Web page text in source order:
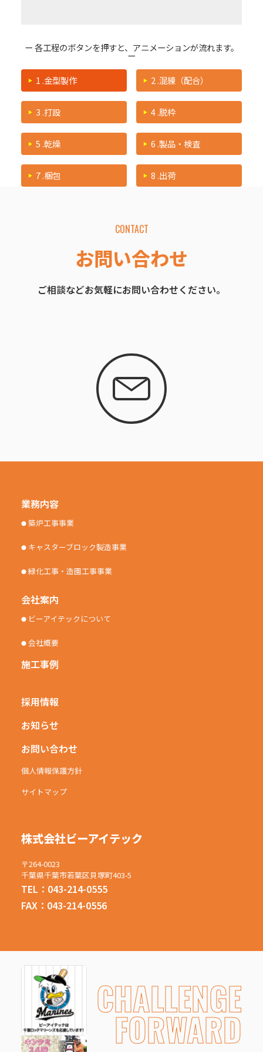
ー 各工程のボタンを押すと、アニメーションが流れます。
ー
1 .金型製作
2 .混練（配合）
3 .打設 4 .脱枠
5 .乾燥 6 .製品・検査
7 .梱包 8 .出荷
CONTACT
お問い合わせ
ご相談などお気軽にお問い合わせください。
株式会社ビーアイテック
〒264-0023
千葉県千葉市若葉区貝塚町403-5
TEL：043-214-0555
FAX：043-214-0556
業務内容
⬤築炉工事事業
⬤キャスターブロック製造事業
⬤緑化工事・造園工事事業
会社案内
⬤ビーアイテックについて
⬤会社概要
施工事例
採用情報
お知らせ
お問い合わせ
個人情報保護方針
サイトマップ
CHALLENGE
FORWARD